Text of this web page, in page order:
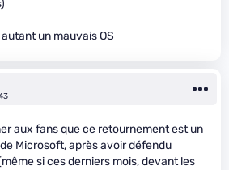
un mauvais OS
aux fans que ce retournement est un
Microsoft, après avoir défendu
si ces derniers mois, devant les